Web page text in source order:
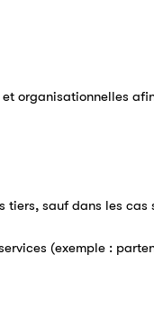
organisationnelles
tiers, sauf dans les cas
(exemple :